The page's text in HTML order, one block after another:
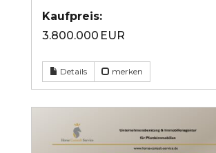
Kaufpreis:
3.800.000 EUR
Details merken